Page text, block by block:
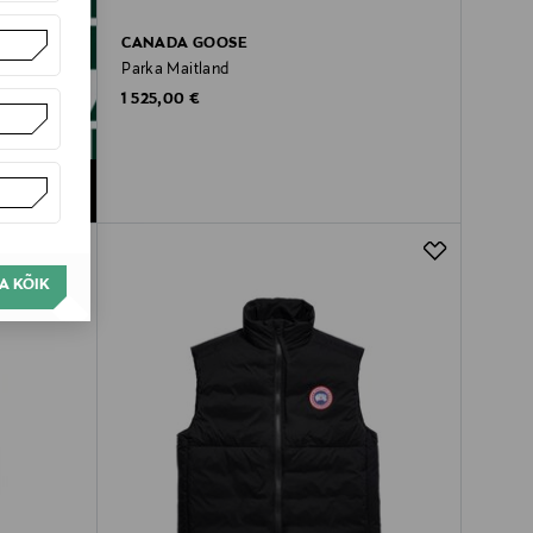
KÕIK
CANADA GOOSE
Parka Maitland
Original Price
1 525,00 €